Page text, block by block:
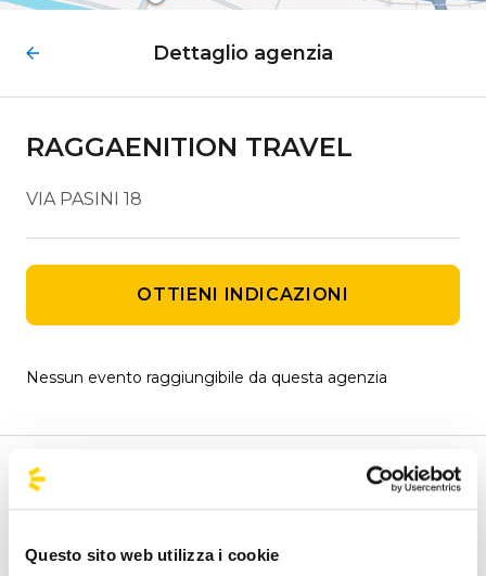
Questo sito web utilizza i cookie
Dettaglio agenzia
RAGGAENITION TRAVEL
VIA PASINI 18
OTTIENI INDICAZIONI
Nessun evento raggiungibile da questa agenzia
Benvenuto nella pagina delle agenzie ufficiali di
BusForFun, per trovare rapidamente le agenzie che fanno
tutto il territorio italiano e anche da alcune parti d'Europa